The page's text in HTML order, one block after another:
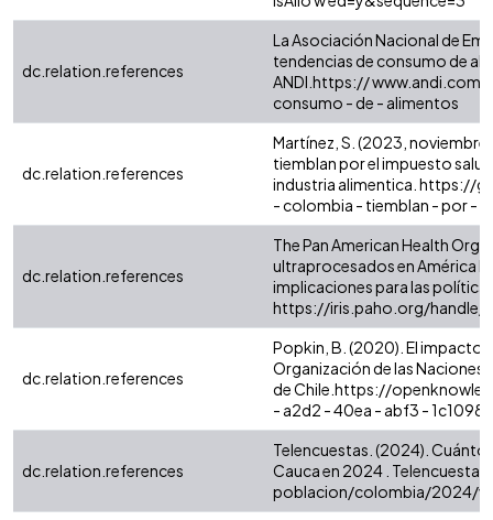
dc.relation.references
La Asociación Nacional de
tendencias de consumo de
ANDI.https://
consumo - de - alimentos
dc.relation.references
Martínez, S. (2023,
tiemblan por el impuesto
industria alimentica. https://
- colombia - tiemblan - por -
dc.relation.references
The Pan American Health
ultraprocesados en América
implicaciones para las
https://iris.paho.org/handle/
dc.relation.references
Popkin, B. (2020). El impacto
Organización de las Naciones
de Chile.https://
- a2d2 - 40ea - abf3 -
dc.relation.references
Telencuestas. (2024).
Cauca en 2024 .
poblacion/colombia/2024/